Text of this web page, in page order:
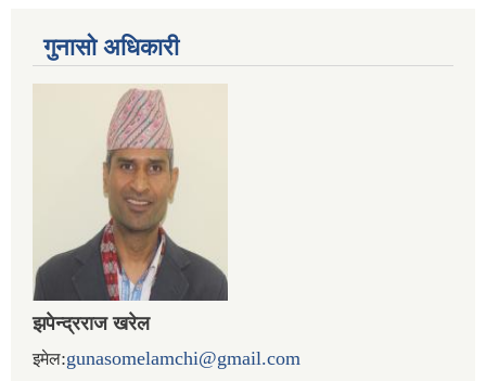
गुनासो अधिकारी
झपेन्द्रराज खरेल
इमेल:gunasomelamchi@gmail.com